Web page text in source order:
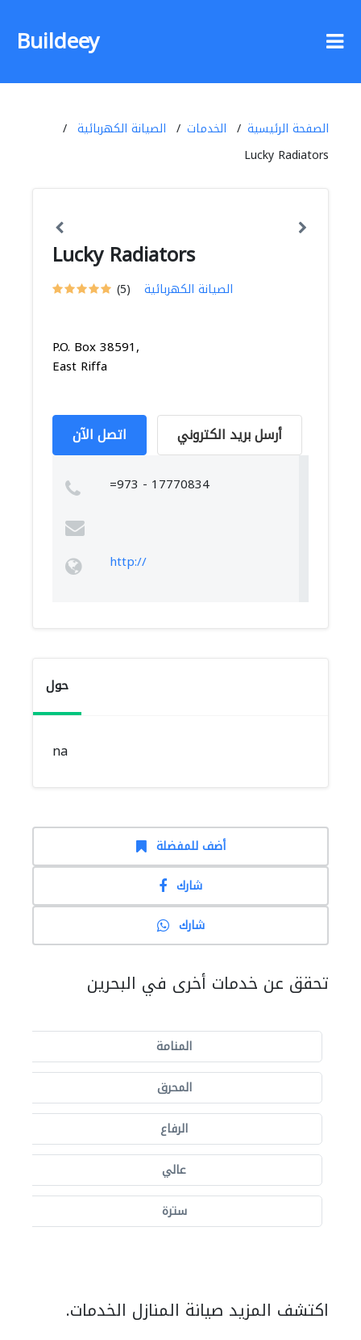
Buildeey
الصفحة الرئيسية الخدمات
الصيانة الكهربائية
Lucky Radiators
Lucky Radiators
(5) الصيانة الكهربائية
P.O. Box 38591,
East Riffa
اتصل الآن أرسل بريد الكتروني
=973 - 17770834
http://
حول
na
أضف للمفضلة
شارك
شارك
تحقق عن خدمات أخرى في البحرين
المنامة
المحرق
الرفاع
عالي
سترة
اكتشف المزيد صيانة المنازل الخدمات.